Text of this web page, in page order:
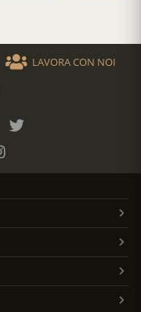
LAVORA CON NOI